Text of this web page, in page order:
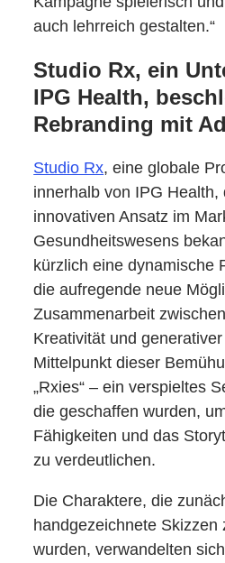
auch lehrreich gestalten.“
Studio Rx, ein
IPG Health,
Rebranding mit
Studio Rx, eine globale
innerhalb von IPG Health,
innovativen Ansatz im
Gesundheitswesens
kürzlich eine dynamische
die aufregende neue
Zusammenarbeit
Kreativität und
Mittelpunkt dieser
„Rxies“ – ein verspieltes
die geschaffen wurden,
Fähigkeiten und das
zu verdeutlichen.
Die Charaktere, die
handgezeichnete Skizzen
wurden, verwandelten